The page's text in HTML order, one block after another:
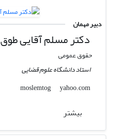
دبیر مهمان
دکتر مسلم آقایی طوق
حقوق عمومی
استاد دانشگاه علوم قضایی
moslemtog
yahoo.com
بیشتر